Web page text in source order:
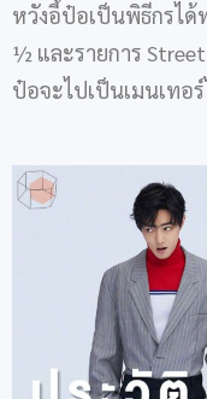
หวังอี้ป๋อเป็นพิธีกรได้
½ และรายการ
ป๋อจะไปเป็นเมนเทอ